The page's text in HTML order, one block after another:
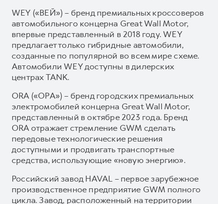
WEY («ВЕЙ») – бренд премиальных кроссоверов
автомобильного концерна Great Wall Motor,
впервые представленный в 2018 году. WEY
предлагает только гибридные автомобили,
созданные по популярной во всем мире схеме.
Автомобили WEY доступны в дилерских
центрах TANK.
ORA («ОРА») – бренд городских премиальных
электромобилей концерна Great Wall Motor,
представленный в октябре 2023 года. Бренд
ORA отражает стремление GWM сделать
передовые технологические решения
доступными и продвигать транспортные
средства, использующие «новую энергию».
Российский завод HAVAL – первое зарубежное
производственное предприятие GWM полного
цикла. Завод, расположенный на территории